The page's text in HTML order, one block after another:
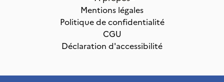
Mentions légales
Politique de confidentialité
CGU
Déclaration d'accessibilité